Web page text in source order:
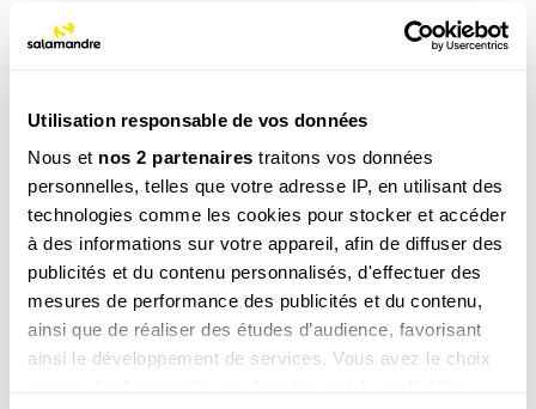
Utilisation responsable de vos données
Nous et nos 2 partenaires traitons vos données
personnelles, telles que votre adresse IP, en utilisant des
technologies comme les cookies pour stocker et accéder
à des informations sur votre appareil, afin de diffuser des
publicités et du contenu personnalisés, d'effectuer des
mesures de performance des publicités et du contenu,
ainsi que de réaliser des études d’audience, favorisant
ainsi le développement de services. Vous avez le choix
NOS 3 REVUES
REVUE SALAMANDRE
Plongez au coeur d'une nature insolite près de chez
vous